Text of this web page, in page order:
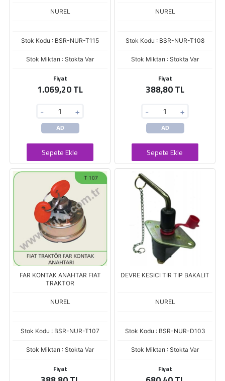
NUREL
Stok Kodu : BSR-NUR-T115
Stok Miktarı : Stokta Var
Fiyat
1.069,20 TL
- +
AD
Sepete Ekle
NUREL
Stok Kodu : BSR-NUR-T108
Stok Miktarı : Stokta Var
Fiyat
388,80 TL
- +
AD
Sepete Ekle
FAR KONTAK ANAHTAR FIAT
TRAKTOR
NUREL
Stok Kodu : BSR-NUR-T107
Stok Miktarı : Stokta Var
Fiyat
DEVRE KESICI TIR TIP BAKALIT
NUREL
Stok Kodu : BSR-NUR-D103
Stok Miktarı : Stokta Var
Fiyat